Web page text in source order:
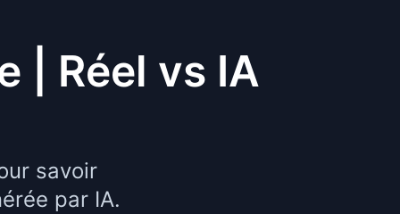
| Réel vs IA
savoir
par IA.